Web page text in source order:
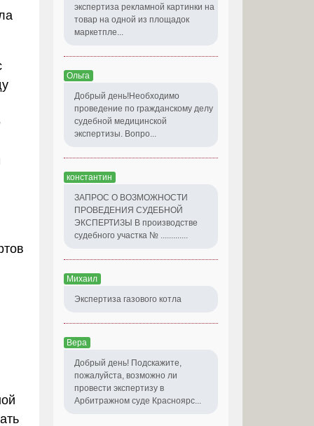
экспертиза рекламной картинки на
товар на одной из площадок
маркетпле...
Ольга
Добрый день!Необходимо
проведение по гражданскому делу
судебной медицинской
экспертизы. Вопро...
константин
ЗАПРОС О ВОЗМОЖНОСТИ
ПРОВЕДЕНИЯ СУДЕБНОЙ
ЭКСПЕРТИЗЫ В производстве
судебного участка № .............
Михаил
Экспертиза газового котла
Вера
Добрый день! Подскажите,
пожалуйста, возможно ли
провести экспертизу в
Арбитражном суде Красноярс...